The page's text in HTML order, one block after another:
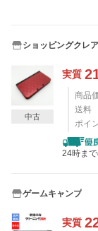
ショッピングクレア
実質
商品
送料
ポイ
24時ま
中古
ゲームキャンプ
実質